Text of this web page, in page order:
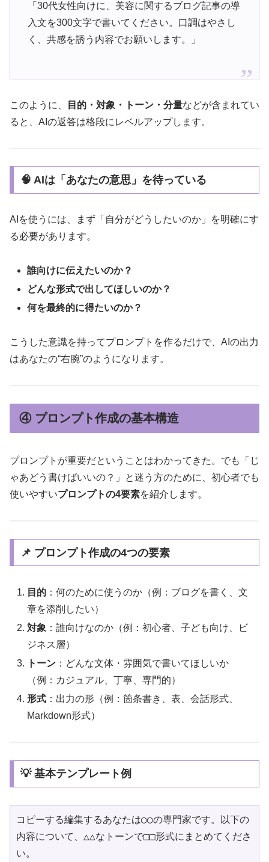
「30代女性向けに、美容に関するブログ記事の導
入文を300文字で書いてください。口調はやさし
く、共感を誘う内容でお願いします。」
このように、 目的・対象・トーン・分量などが含まれてい
ると、AIの返答は格段にレベルアップします。
🧠 AIは「あなたの意思」を待っている
AIを使うには、まず「自分がどうしたいのか」を明確にす
る必要があります。
誰向けに伝えたいのか？
どんな形式で出してほしいのか？
何を最終的に得たいのか？
こうした意識を持ってプロンプトを作るだけで、AIの出力
はあなたの“右腕”のようになります。
④ プロンプト作成の基本構造
プロンプトが重要だということはわかってきた。でも「じ
ゃあどう書けばいいの？」と迷う方のために、初心者でも
使いやすいプロンプトの4要素を紹介します。
📌 プロンプト作成の4つの要素
目的 ：何のために使うのか（例：ブログを書く、文
章を添削したい）
対象 ：誰向けなのか（例：初心者、子ども向け、ビ
ジネス層）
トーン ：どんな文体・雰囲気で書いてほしいか
（例：カジュアル、丁寧、専門的）
形式 ：出力の形（例：箇条書き、表、会話形式、
Markdown形式）
💡 基本テンプレート例
コピーする編集するあなたは◯◯の専門家です。以下の
内容について、△△なトーンで□□形式にまとめてくださ